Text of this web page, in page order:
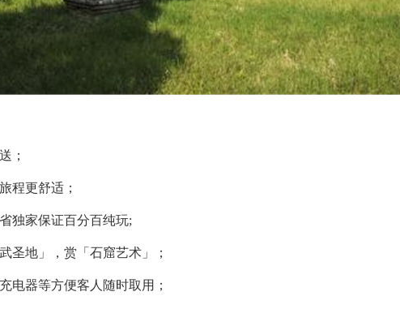
；
程更舒适；
独家保证百分百纯玩;
圣地」，赏「石窟艺术」；
电器等方便客人随时取用；